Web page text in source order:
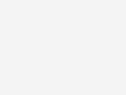
Мы рассказываем о